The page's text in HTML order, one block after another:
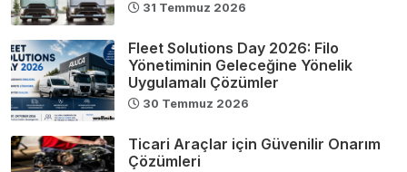
31 Temmuz 2026
Fleet Solutions Day 2026: Filo
Yönetiminin Geleceğine Yönelik
Uygulamalı Çözümler
30 Temmuz 2026
Ticari Araçlar için Güvenilir Onarım
Çözümleri